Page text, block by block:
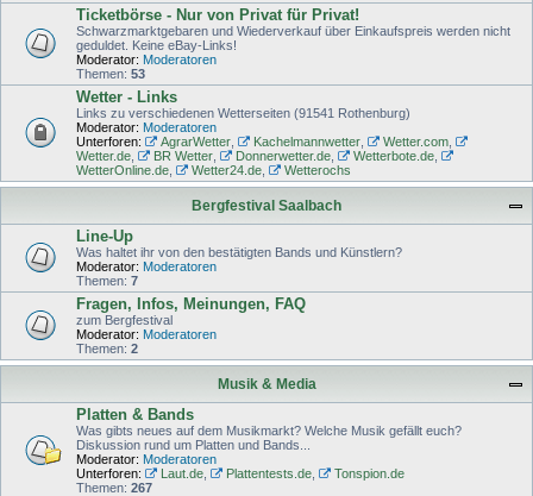
Ticketbörse - Nur von Privat für Privat!
Schwarzmarktgebaren und Wiederverkauf über Einkaufspreis werden nicht
geduldet. Keine eBay-Links!
Moderator: Moderatoren
Themen: 53
Wetter - Links
Links zu verschiedenen Wetterseiten (91541 Rothenburg)
Moderator: Moderatoren
Unterforen:
AgrarWetter, Kachelmannwetter, Wetter.com,
Wetter.de
BR Wetter, Donnerwetter.de, Wetterbote.de,
WetterOnline.de
Wetter24.de, Wetterochs
Bergfestival Saalbach
Line-Up
Was haltet ihr von den bestätigten Bands und Künstlern?
Moderator: Moderatoren
Themen: 7
Fragen, Infos, Meinungen, FAQ
zum Bergfestival
Moderator: Moderatoren
Themen: 2
Musik & Media
Platten & Bands
Was gibts neues auf dem Musikmarkt? Welche Musik gefällt euch?
Diskussion rund um Platten und Bands...
Moderator: Moderatoren
Unterforen:
Laut.de, Plattentests.de,
Tonspion.de
Themen: 267